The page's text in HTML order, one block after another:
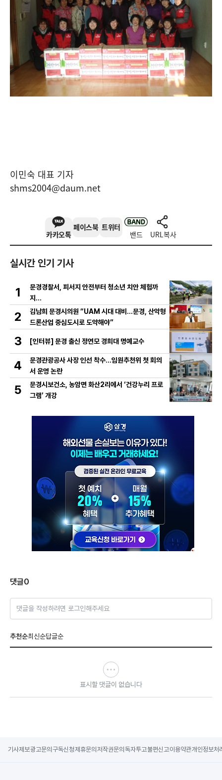
이민숙 대표 기자
shms2004@daum.net
카카오톡
페이스북 트위터
밴드 URL복사
실시간 인기 기사
1
문경경찰서, 피서지 안전부터 청소년 치안 체험까
지…
2
김남희 문경시의원 “UAM 시대 대비…문경, 산악형
드론산업 중심도시로 도약해야”
3 [인터뷰] 문경 출신 정연모 경희대 명예교수
4
문경관광공사 사장 인선 착수…임원추천위 첫 회의
서 운영 논란
5
문경시보건소, 농암면 화산2리에서 ‘건강누리 프로
그램’ 개강
댓글0
댓글을 작성하려면 로그인해주세요
추천순최신순답글순
표시할 댓글이 없습니다
기사제보광고문의 구독신청제휴문의 저작권문의 독자투고불편신고이용약관개인정보처